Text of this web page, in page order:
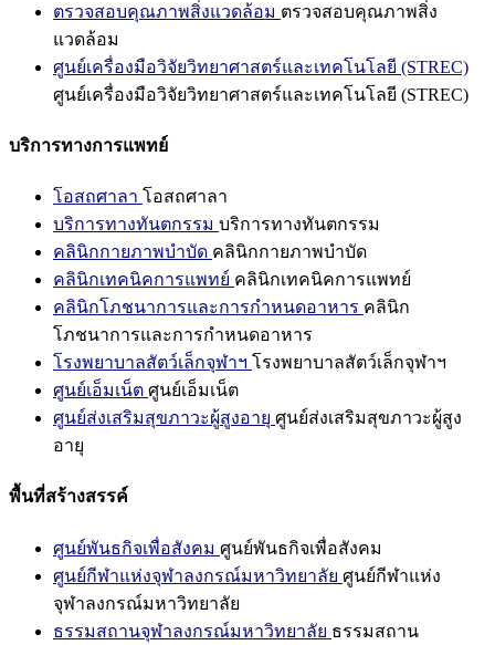
ตรวจสอบคุณภาพสิ่งแวดล้อม ตรวจสอบคุณภาพสิ่ง
แวดล้อม
ศูนย์เครื่องมือวิจัยวิทยาศาสตร์และเทคโนโลยี (STREC)
ศูนย์เครื่องมือวิจัยวิทยาศาสตร์และเทคโนโลยี (STREC)
บริการทางการแพทย์
โอสถศาลา โอสถศาลา
บริการทางทันตกรรม บริการทางทันตกรรม
คลินิกกายภาพบำบัด คลินิกกายภาพบำบัด
คลินิกเทคนิคการแพทย์ คลินิกเทคนิคการแพทย์
คลินิกโภชนาการและการกำหนดอาหาร คลินิก
โภชนาการและการกำหนดอาหาร
โรงพยาบาลสัตว์เล็กจุฬาฯ โรงพยาบาลสัตว์เล็กจุฬาฯ
ศูนย์เอ็มเน็ต ศูนย์เอ็มเน็ต
ศูนย์ส่งเสริมสุขภาวะผู้สูงอายุ ศูนย์ส่งเสริมสุขภาวะผู้สูง
อายุ
พื้นที่สร้างสรรค์
ศูนย์พันธกิจเพื่อสังคม ศูนย์พันธกิจเพื่อสังคม
ศูนย์กีฬาแห่งจุฬาลงกรณ์มหาวิทยาลัย ศูนย์กีฬาแห่ง
จุฬาลงกรณ์มหาวิทยาลัย
ธรรมสถานจุฬาลงกรณ์มหาวิทยาลัย ธรรมสถาน